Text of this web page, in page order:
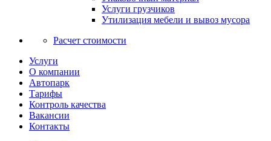
Услуги грузчиков
Утилизация мебели и вывоз мусора
Расчет стоимости
Услуги
О компании
Автопарк
Тарифы
Контроль качества
Вакансии
Контакты